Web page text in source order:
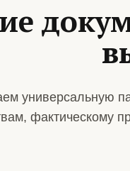
универсальную
фактическому